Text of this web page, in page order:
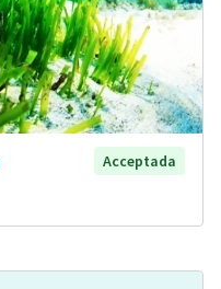
Acceptada